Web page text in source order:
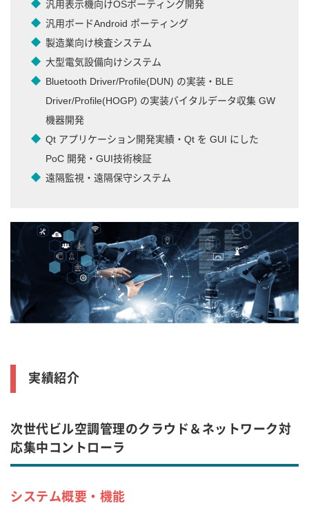
汎用表示機向けOSポーティング開発
汎用ボードAndroid ポーティング
製造業向け検査システム
大型電気設備向けシステム
Bluetooth Driver/Profile(DUN) の実装・BLE
Driver/Profile(HOGP) の実装バイタルデータ収集 GW
機器開発
Qt アプリケーション開発実績・Qt を GUI にした
PoC 開発・GUI技術検証
遠隔監視・遠隔保守システム
実績紹介
次世代ビル空調管理のクラウド＆ネットワーク対
応集中コントローラ
システム概要・機能